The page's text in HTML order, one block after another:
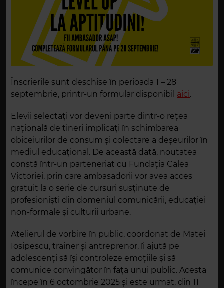
Înscrierile sunt deschise în perioada 1 – 28
septembrie, printr-un formular disponibil aici.
Elevii selectați vor deveni parte dintr-o rețea
națională de tineri implicați în schimbarea
obiceiurilor de consum și colectare a deșeurilor în
mediul educațional. De această dată, noutatea
constă într-un parteneriat cu Fundația Calea
Victoriei, prin care ambasadorii vor avea acces
gratuit la o serie de cursuri susținute de
profesioniști din domeniul comunicării, educației
non-formale și culturii urbane.
Atelierul de vorbire în public, coordonat de Matei
Iosipescu, trainer și antreprenor, îi ajută pe
adolescenți să își controleze emoțiile și să
comunice convingător în fața unui public. Acesta
începe în 6 octombrie 2025 și este urmat, din 11